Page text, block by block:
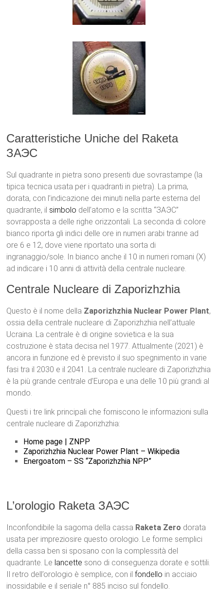
Caratteristiche Uniche del Raketa
ЗАЭС
Sul quadrante in pietra sono presenti due sovrastampe (la
tipica tecnica usata per i quadranti in pietra). La prima,
dorata, con l’indicazione dei minuti nella parte esterna del
quadrante, il simbolo dell’atomo e la scritta “ЗАЭС”
sovrapposta a delle righe orizzontali. La seconda di colore
bianco riporta gli indici delle ore in numeri arabi tranne ad
ore 6 e 12, dove viene riportato una sorta di
ingranaggio/sole. In bianco anche il 10 in numeri romani (X)
ad indicare i 10 anni di attività della centrale nucleare.
Centrale Nucleare di Zaporizhzhia
Questo è il nome della Zaporizhzhia Nuclear Power Plant,
ossia della centrale nucleare di Zaporizhzhia nell’attuale
Ucraina. La centrale è di origine sovietica e la sua
costruzione è stata decisa nel 1977. Attualmente (2021) è
ancora in funzione ed è previsto il suo spegnimento in varie
fasi tra il 2030 e il 2041. La centrale nucleare di Zaporizhzhia
è la più grande centrale d’Europa e una delle 10 più grandi al
mondo.
Questi i tre link principali che forniscono le informazioni sulla
centrale nucleare di Zaporizhzhia:
Home page | ZNPP
Zaporizhzhia Nuclear Power Plant – Wikipedia
Energoatom – SS “Zaporizhzhia NPP”
L’orologio Raketa ЗАЭС
Inconfondibile la sagoma della cassa Raketa Zero dorata
usata per impreziosire questo orologio. Le forme semplici
della cassa ben si sposano con la complessità del
quadrante. Le lancette sono di conseguenza dorate e sottili.
Il retro dell’orologio è semplice, con ilfondello in acciaio
inossidabile e il seriale n° 885 inciso sul fondello.